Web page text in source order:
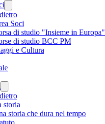
Soci
di studio "Insieme in Europa"
di studio BCC PM
e Cultura
storia
storia che dura nel tempo